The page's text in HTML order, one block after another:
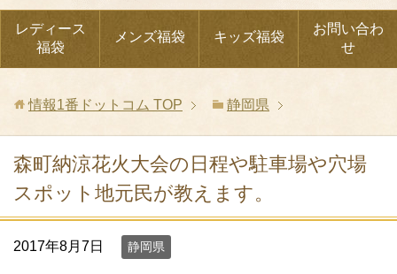
レディース
福袋
メンズ福袋 キッズ福袋
お問い合わ
せ
情報1番ドットコム TOP 静岡県
森町納涼花火大会の日程や駐車場や穴場
スポット地元民が教えます。
2017年8月7日 静岡県